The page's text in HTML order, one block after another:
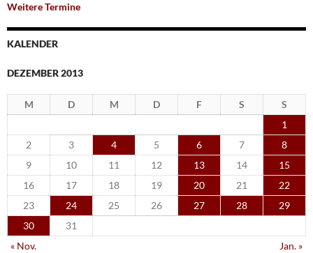
Weitere Termine
KALENDER
DEZEMBER 2013
M D M D F S
S
1
2
3 4 5 6 7
8
9
10 11 12 13 14
15
16
17 18 19 20 21
22
23
24 25 26 27 28
29
30
31
« Nov.
Jan. »